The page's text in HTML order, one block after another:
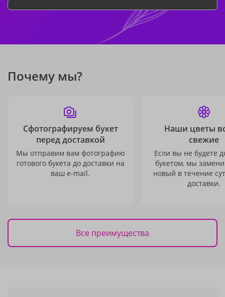
Почему мы?
Сфотографируем букет
перед доставкой
Мы отправим вам фотографию
готового букета до доставки на
ваш e-mail.
Наши цветы
свежие
Если вы не будете
букетом, мы
новый в течение
доставки.
Все преимущества